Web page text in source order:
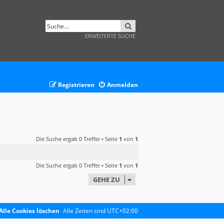
ERWEITERTE SUCHE
Anmelden
Registrieren
Die Suche ergab 0 Treffer • Seite 1 von 1
Die Suche ergab 0 Treffer • Seite 1 von 1
GEHE ZU
Alle Zeiten sind UTC+02:00
Cookies löschen